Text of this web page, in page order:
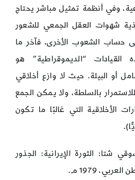
وفي أنظمة تمثيل مباشر يحتاج
شهوات العقل الجمعي للشعور
حساب الشعوب الأخرى، فآخر ما
“الديموقراطية” هو
أو البيئة. حيث لا وازع أخلاقي
بالسلطة، ولا يمكن الجمع
الأخلاقية التي غالبًا ما تكون
شتا: الثورة الإيرانية: الجذور
1979 م.